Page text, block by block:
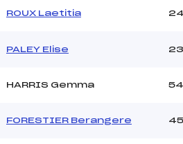
ROUX Laetitia
PALEY Elise 23
HARRIS Gemma 54
FORESTIER Berangere 45